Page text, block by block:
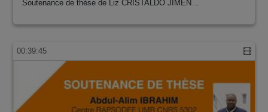
Soutenance de thèse de Liz CRISTALDO JIMEN…
00:39:45